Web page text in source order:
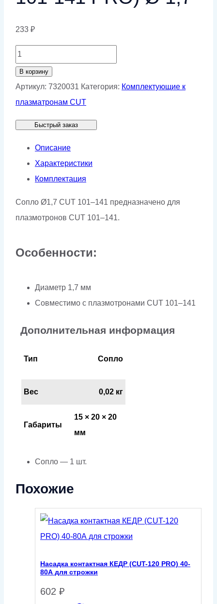
233 ₽
Количество
товара
Сопло
КЕДР
101-
141
PRO)
В корзину
Артикул: 7320031 Категория: Комплектующие к
плазматронам CUT
Быстрый заказ
Описание
Характеристики
Комплектация
Сопло Ø1,7 CUT 101–141 предназначено для
плазмотронов CUT 101–141.
Особенности:
Диаметр 1,7 мм
Совместимо с плазмотронами CUT 101–141
Дополнительная информация
Тип Сопло
Вес 0,02 кг
Габариты
15 × 20 × 20
мм
Сопло — 1 шт.
Похожие
Насадка контактная КЕДР (CUT-120 PRO) 40-
80А для строжки
602 ₽